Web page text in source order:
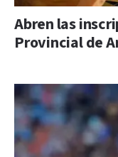
Abren las
Provincial de